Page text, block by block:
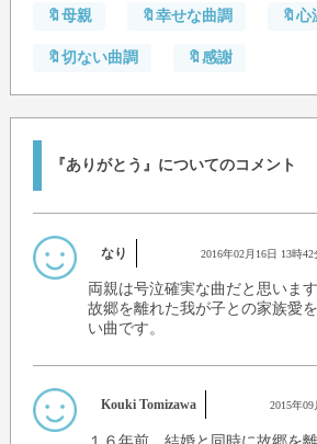
🔖母親 🔖幸せな曲調 🔖心
🔖切ない曲調 🔖感謝
『ありがとう』についてのコメント
なり 2016年02月16日 13時42
両親は号泣確実な曲だと思います
故郷を離れた我が子との家族愛
い曲です。
Kouki Tomizawa 2015年